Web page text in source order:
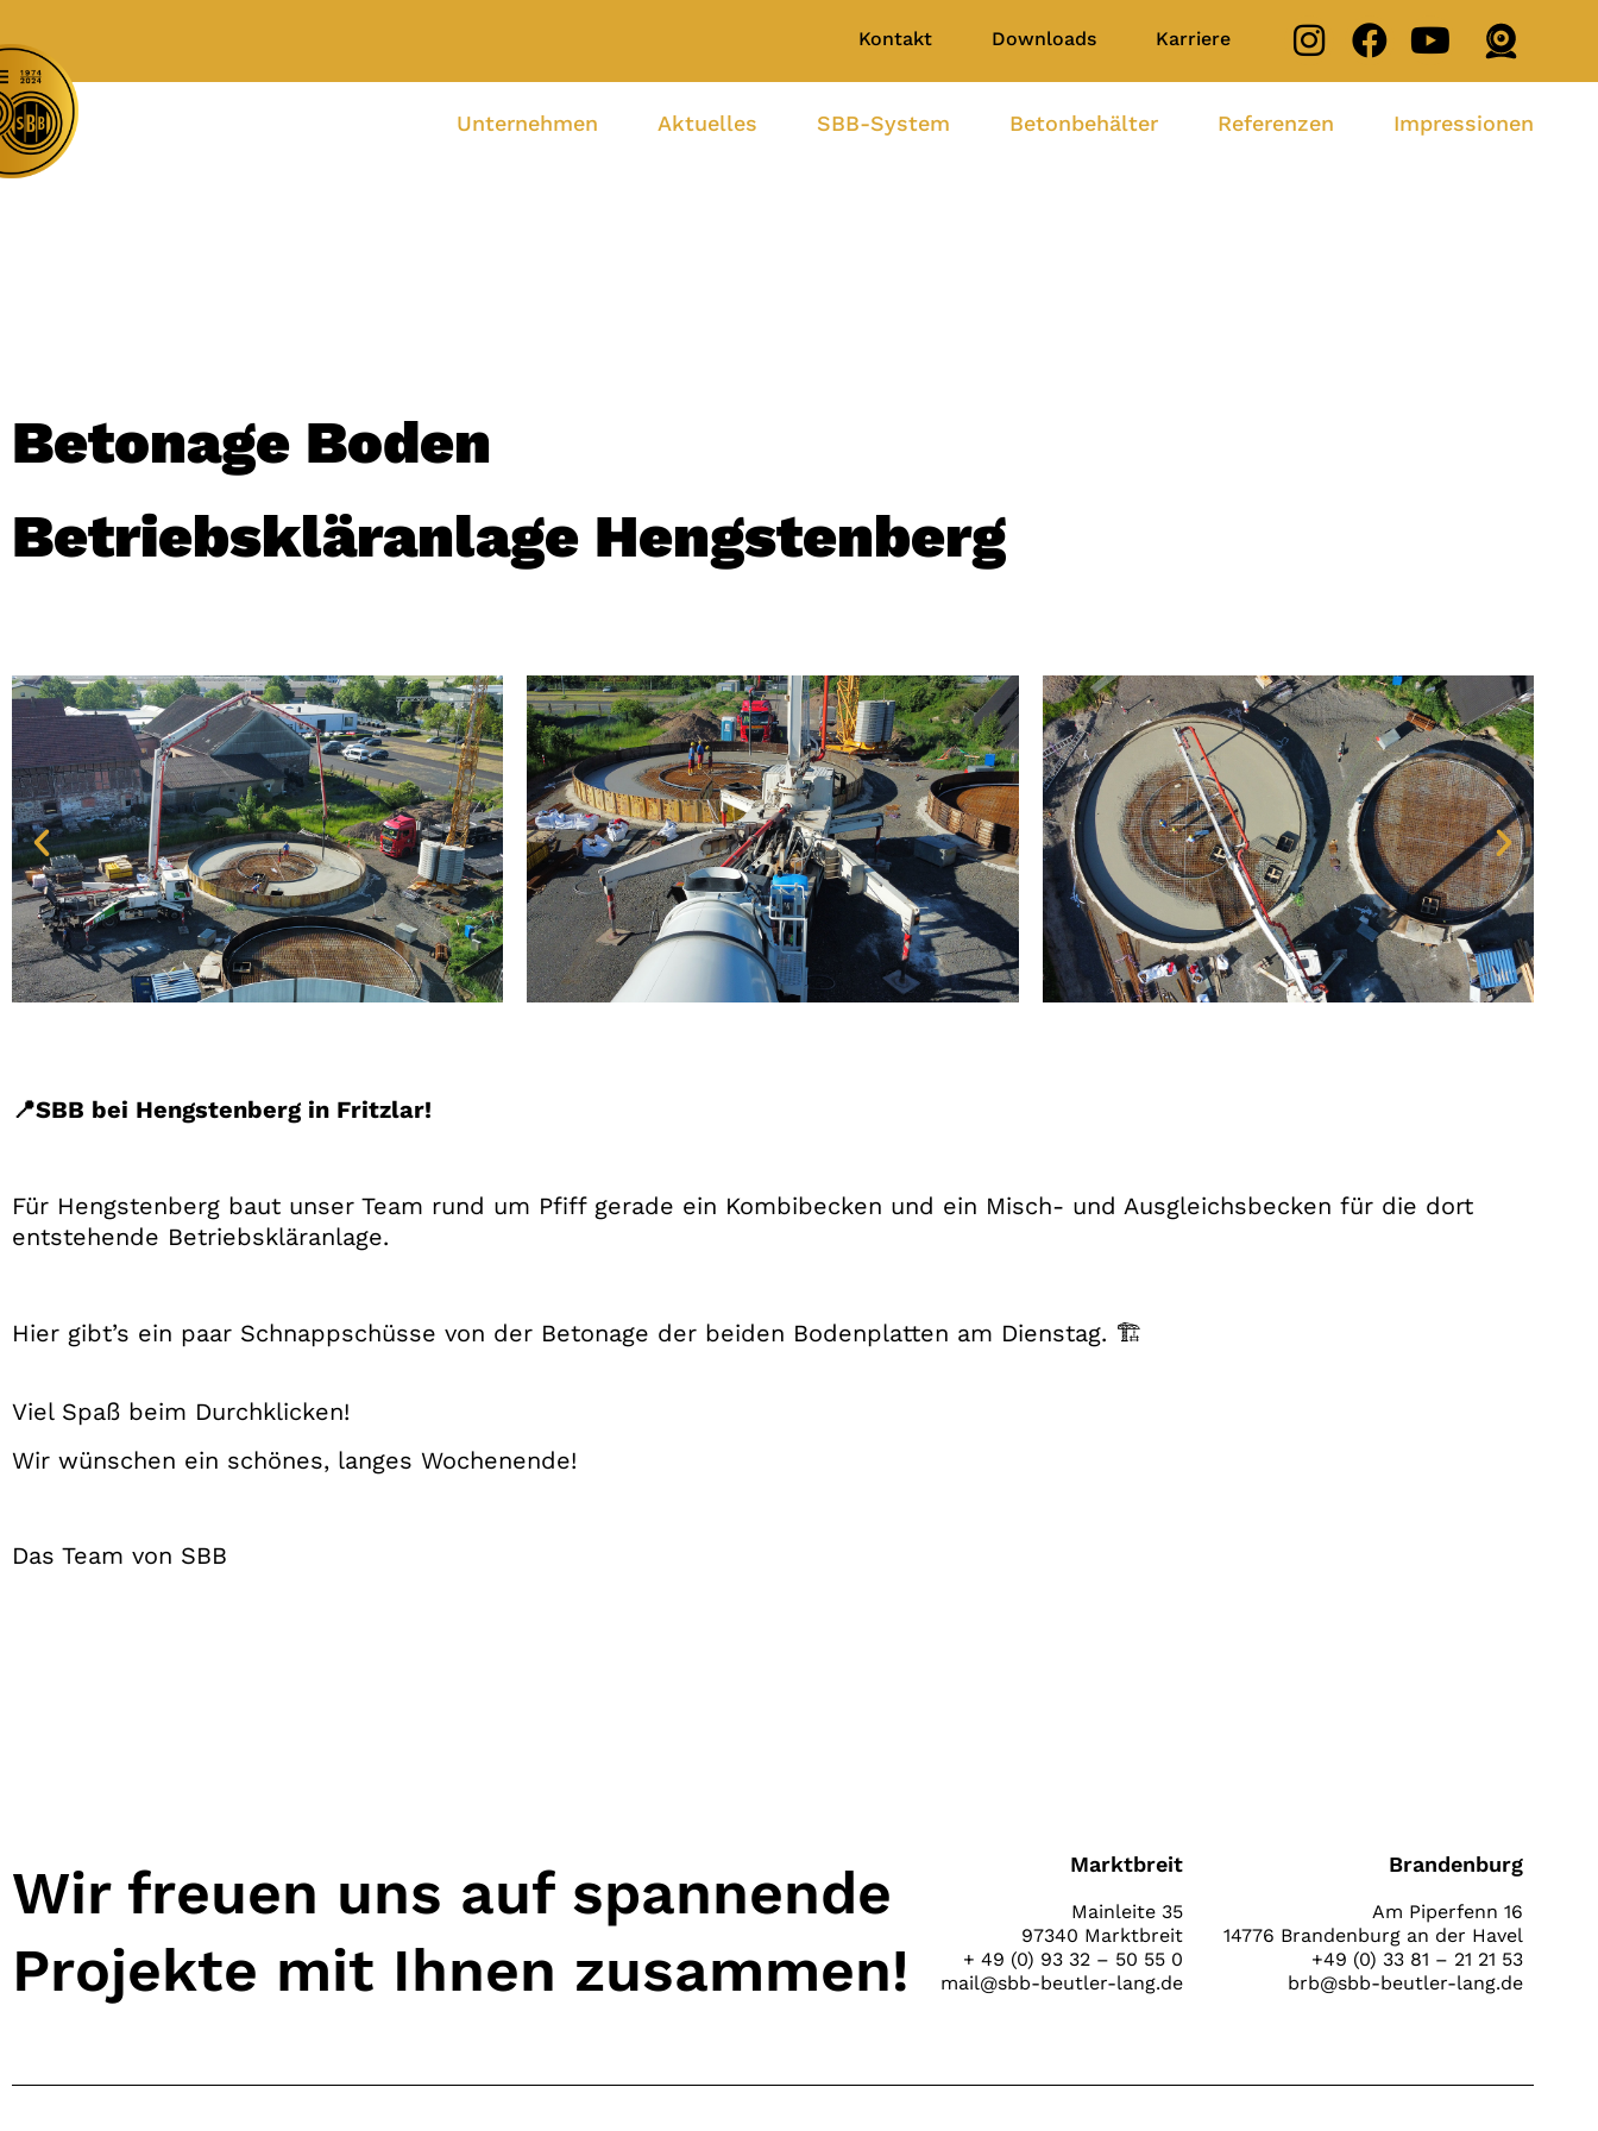
Kontakt Downloads Karriere
Unternehmen Aktuelles SBB-System Betonbehälter Referenzen Impressionen
Betonage Boden
Betriebskläranlage Hengstenberg
📍SBB bei Hengstenberg in Fritzlar!
Für Hengstenberg baut unser Team rund um Pfiff gerade ein Kombibecken und ein Misch- und Ausgleichsbecken für die dort
entstehende Betriebskläranlage.
Hier gibt’s ein paar Schnappschüsse von der Betonage der beiden Bodenplatten am Dienstag. 🏗️
Viel Spaß beim Durchklicken!
Wir wünschen ein schönes, langes Wochenende!
Das Team von SBB
Wir freuen uns auf spannende
Projekte mit Ihnen zusammen!
Marktbreit
Mainleite 35
97340 Marktbreit
+ 49 (0) 93 32 – 50 55 0
mail@sbb-beutler-lang.de
Brandenburg
Am Piperfenn 16
14776 Brandenburg an der Havel
+49 (0) 33 81 – 21 21 53
brb@sbb-beutler-lang.de